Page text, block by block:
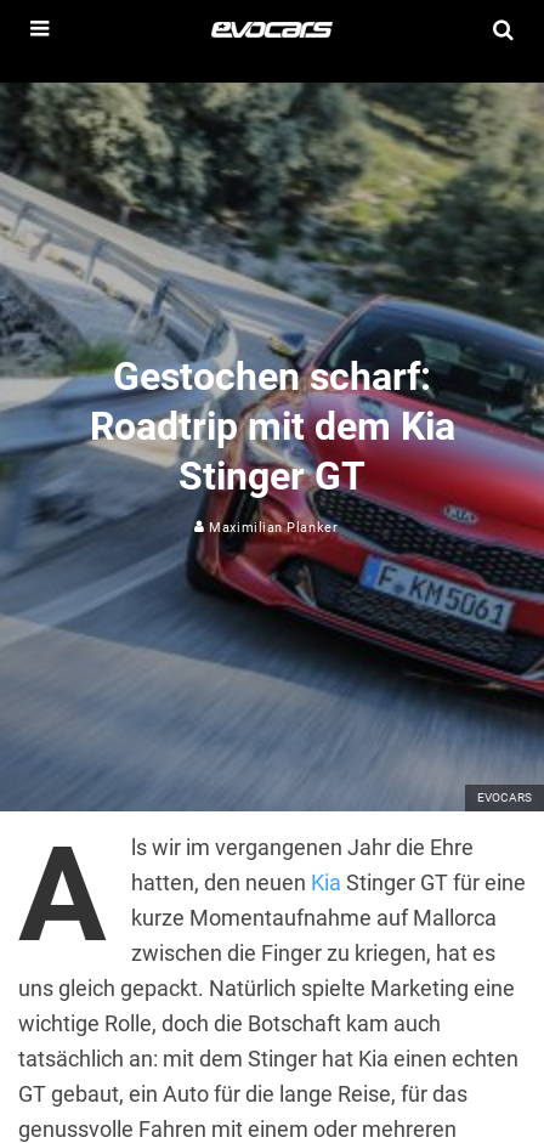
EVOCARS
Gestochen scharf:
Roadtrip mit dem Kia
Stinger GT
Maximilian Planker
A
ls wir im vergangenen Jahr die Ehre
hatten, den neuen Kia Stinger GT für eine
kurze Momentaufnahme auf Mallorca
zwischen die Finger zu kriegen, hat es
uns gleich gepackt. Natürlich spielte Marketing eine
wichtige Rolle, doch die Botschaft kam auch
tatsächlich an: mit dem Stinger hat Kia einen echten
GT gebaut, ein Auto für die lange Reise, für das
genussvolle Fahren mit einem oder mehreren